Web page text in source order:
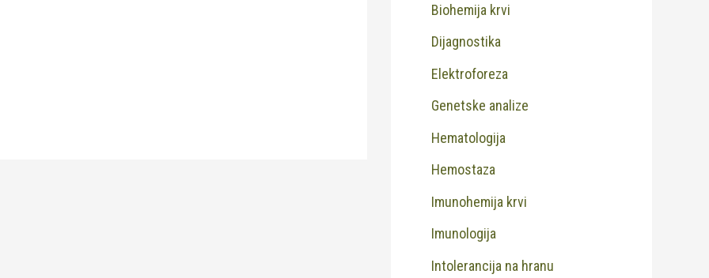
Biohemija krvi
Dijagnostika
Elektroforeza
Genetske analize
Hematologija
Hemostaza
Imunohemija krvi
Imunologija
Intolerancija na hranu